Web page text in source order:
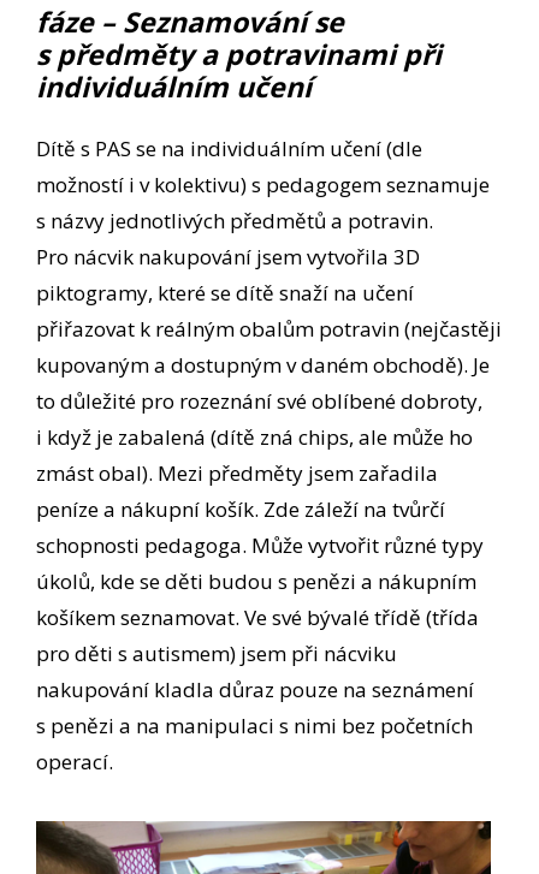
fáze – Seznamování se
s předměty a potravinami při
individuálním učení
Dítě s PAS se na individuálním učení (dle
možností i v kolektivu) s pedagogem seznamuje
s názvy jednotlivých předmětů a potravin.
Pro nácvik nakupování jsem vytvořila 3D
piktogramy, které se dítě snaží na učení
přiřazovat k reálným obalům potravin (nejčastěji
kupovaným a dostupným v daném obchodě). Je
to důležité pro rozeznání své oblíbené dobroty,
i když je zabalená (dítě zná chips, ale může ho
zmást obal). Mezi předměty jsem zařadila
peníze a nákupní košík. Zde záleží na tvůrčí
schopnosti pedagoga. Může vytvořit různé typy
úkolů, kde se děti budou s penězi a nákupním
košíkem seznamovat. Ve své bývalé třídě (třída
pro děti s autismem) jsem při nácviku
nakupování kladla důraz pouze na seznámení
s penězi a na manipulaci s nimi bez početních
operací.